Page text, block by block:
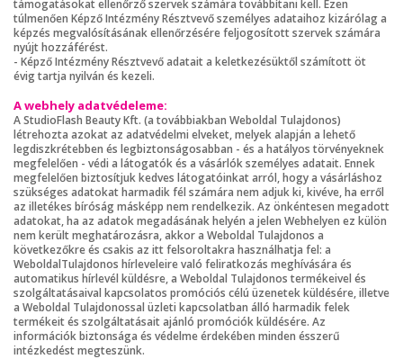
támogatásokat ellenőrző szervek számára továbbítani kell. Ezen
túlmenően Képző Intézmény Résztvevő személyes adataihoz kizárólag a
képzés megvalósításának ellenőrzésére feljogosított szervek számára
nyújt hozzáférést.
- Képző Intézmény Résztvevő adatait a keletkezésüktől számított öt
évig tartja nyilván és kezeli.
A webhely adatvédeleme:
A StudioFlash Beauty Kft. (a továbbiakban Weboldal Tulajdonos)
létrehozta azokat az adatvédelmi elveket, melyek alapján a lehető
legdiszkrétebben és legbiztonságosabban - és a hatályos törvényeknek
megfelelően - védi a látogatók és a vásárlók személyes adatait. Ennek
megfelelően biztosítjuk kedves látogatóinkat arról, hogy a vásárláshoz
szükséges adatokat harmadik fél számára nem adjuk ki, kivéve, ha erről
az illetékes bíróság másképp nem rendelkezik. Az önkéntesen megadott
adatokat, ha az adatok megadásának helyén a jelen Webhelyen ez külön
nem került meghatározásra, akkor a Weboldal Tulajdonos a
következőkre és csakis az itt felsoroltakra használhatja fel: a
WeboldalTulajdonos hírleveleire való feliratkozás meghívására és
automatikus hírlevél küldésre, a Weboldal Tulajdonos termékeivel és
szolgáltatásaival kapcsolatos promóciós célú üzenetek küldésére, illetve
a Weboldal Tulajdonossal üzleti kapcsolatban álló harmadik felek
termékeit és szolgáltatásait ajánló promóciók küldésére. Az
információk biztonsága és védelme érdekében minden ésszerű
intézkedést megteszünk.